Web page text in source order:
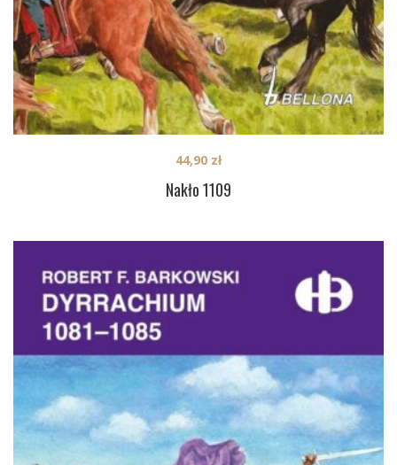
Nakło 1109
44,90 zł